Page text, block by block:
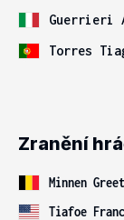
Guerrieri
Torres
Zranění
Minnen
Tiafoe